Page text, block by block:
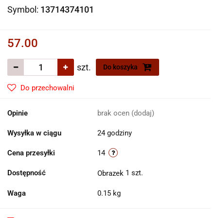
Symbol: 13714374101
57.00
szt. Do koszyka
Do przechowalni
Opinie brak ocen (dodaj)
Wysyłka w ciągu 24 godziny
Cena przesyłki 14
Dostępność 1 szt.
Waga 0.15 kg